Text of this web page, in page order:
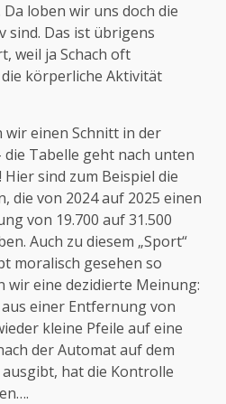
Da loben wir uns doch die
sind. Das ist übrigens
weil ja Schach oft
körperliche Aktivität
einen Schnitt in der
Tabelle geht nach unten
sind zum Beispiel die
die von 2024 auf 2025 einen
von 19.700 auf 31.500
Auch zu diesem „Sport“
moralisch gesehen so
wir eine dezidierte Meinung:
einer Entfernung von
kleine Pfeile auf eine
der Automat auf dem
hat die Kontrolle